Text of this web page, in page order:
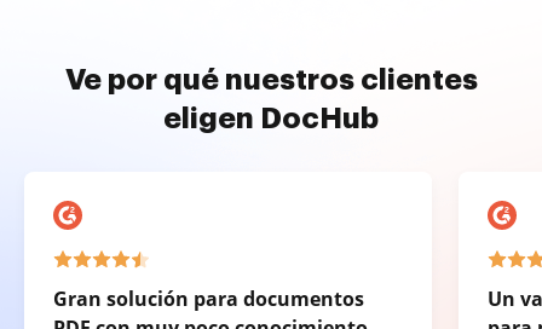
Ve por qué nuestros clientes
eligen DocHub
Gran solución para documentos
Un